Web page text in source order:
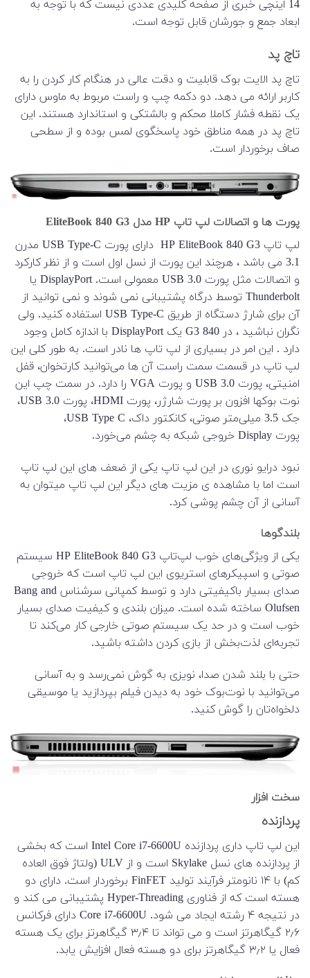
14 اینچی خبری از صفحه کلیدی عددی نیست که با توجه به
ابعاد جمع و جورشان قابل توجه است.
تاچ پد
تاچ پد الایت بوک قابلیت و دقت عالی در هنگام کار کردن را به
کاربر ارائه می دهد. دو دکمه چپ و راست مربوط به ماوس دارای
یک نقطه فشار کاملا محکم و بالشتکی و استاندارد هستند. این
تاچ پد در همه مناطق خود پاسخگوی لمس بوده و از سطحی
صاف برخوردار است.
پورت ها و اتصالات لپ تاپ HP مدل EliteBook 840 G3
لپ تاپ HP EliteBook 840 G3 دارای پورت USB Type-C مدرن
3.1 می باشد ، هرچند این پورت از نسل اول است و از نظر کارکرد
و اتصالات مثل پورت USB 3.0 معمولی است. DisplayPort یا
Thunderbolt توسط درگاه پشتیبانی نمی شوند و نمی توانید از
آن برای شارژ دستگاه از طریق USB Type-C استفاده کنید. ولی
نگران نباشید ، در 840 G3 یک DisplayPort با اندازه کامل وجود
دارد . این امر در بسیاری از لپ تاپ ها نادر است. به طور کلی این
لپ تاپ در قسمت سمت راست آن ها می‌توانید کارتخوان، قفل
امنیتی، پورت USB 3.0 و پورت VGA را دارد. در سمت چپ این
نوت بوکها افزون بر پورت شارژر، پورت HDMI، پورت USB 3.0،
جک 3.5 میلی‌متر صوتی، کانکتور داک،
USB Type C،
پورت Display خروجی شبکه به چشم می‌خورد.
نبود درایو نوری در این لپ تاپ یکی از ضعف های این لپ تاپ
است اما با مشاهده ی مزیت های دیگر این لپ تاپ میتوان به
آسانی از آن چشم پوشی کرد.
بلندگوها
یکی از ویژگی‌های خوب لپ‌تاپ HP EliteBook 840 G3 سیستم
صوتی و اسپیکرهای استریوی این لپ تاپ است که خروجی
صدای بسیار باکیفیتی دارد و توسط کمپانی سرشناس Bang and
Olufsen ساخته شده است. میزان بلندی و کیفیت صدای بسیار
خوب است و در حد یک سیستم صوتی خارجی کار می‌کند تا
تجربه‌ای لذت‌بخش از بازی کردن داشته باشید.
حتی با بلند شدن صدا، نویزی به گوش نمی‌رسد و به آسانی
می‌توانید با نوت‌بوک خود به دیدن فیلم بپردازید یا موسیقی
دلخواه‌تان را گوش کنید.
سخت افزار
پردازنده
این لپ تاپ داری پردازنده Intel Core i7-6600U است که بخشی
از پردازنده های نسل Skylake است و از ULV (ولتاژ فوق العاده
کم) با ۱۴ نانومتر فرآیند تولید FinFET برخوردار است. دارای دو
هسته است که از فناوری Hyper-Threading پشتیبانی می کند و
در نتیجه ۴ رشته ایجاد می شود. Core i7-6600U دارای فرکانس
۲٫۶ گیگاهرتز است و می تواند تا ۳٫۴ گیگاهرتز برای یک هسته
فعال یا ۳٫۲ گیگاهرتز برای دو هسته فعال افزایش یابد.